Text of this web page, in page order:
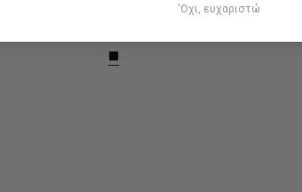
€180,00
'Οχι, ευχαριστώ